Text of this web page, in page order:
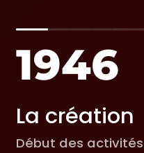
1946
La création
Début des